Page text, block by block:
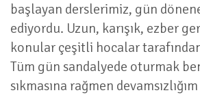
başlayan derslerimiz, gün
ediyordu. Uzun, karışık, ezber
konular çeşitli hocalar
Tüm gün sandalyede oturmak
sıkmasına rağmen